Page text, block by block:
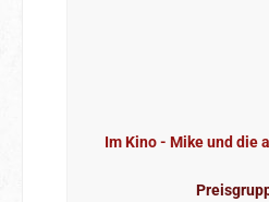
Im Kino - Mike und die